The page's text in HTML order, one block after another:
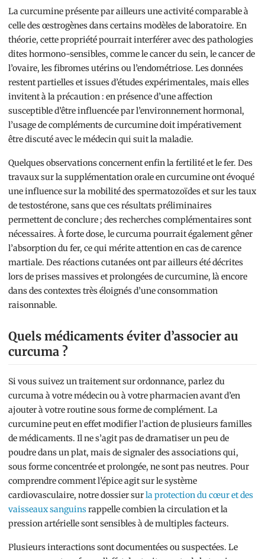
La curcumine présente par ailleurs une activité comparable à
celle des œstrogènes dans certains modèles de laboratoire. En
théorie, cette propriété pourrait interférer avec des pathologies
dites hormono-sensibles, comme le cancer du sein, le cancer de
l’ovaire, les fibromes utérins ou l’endométriose. Les données
restent partielles et issues d’études expérimentales, mais elles
invitent à la précaution : en présence d’une affection
susceptible d’être influencée par l’environnement hormonal,
l’usage de compléments de curcumine doit impérativement
être discuté avec le médecin qui suit la maladie.
Quelques observations concernent enfin la fertilité et le fer. Des
travaux sur la supplémentation orale en curcumine ont évoqué
une influence sur la mobilité des spermatozoïdes et sur les taux
de testostérone, sans que ces résultats préliminaires
permettent de conclure ; des recherches complémentaires sont
nécessaires. À forte dose, le curcuma pourrait également gêner
l’absorption du fer, ce qui mérite attention en cas de carence
martiale. Des réactions cutanées ont par ailleurs été décrites
lors de prises massives et prolongées de curcumine, là encore
dans des contextes très éloignés d’une consommation
raisonnable.
Quels médicaments éviter d’associer au
curcuma ?
Si vous suivez un traitement sur ordonnance, parlez du
curcuma à votre médecin ou à votre pharmacien avant d’en
ajouter à votre routine sous forme de complément. La
curcumine peut en effet modifier l’action de plusieurs familles
de médicaments. Il ne s’agit pas de dramatiser un peu de
poudre dans un plat, mais de signaler des associations qui,
sous forme concentrée et prolongée, ne sont pas neutres. Pour
comprendre comment l’épice agit sur le système
cardiovasculaire, notre dossier surla protection du cœur et des
vaisseaux sanguinsrappelle combien la circulation et la
pression artérielle sont sensibles à de multiples facteurs.
Plusieurs interactions sont documentées ou suspectées. Le